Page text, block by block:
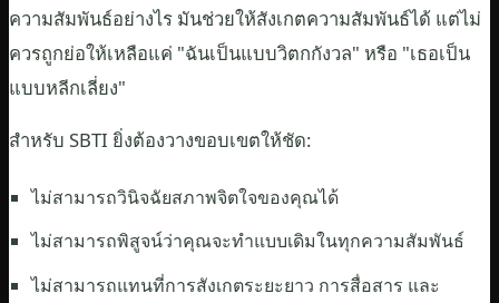
ความสัมพันธ์อย่างไร มันช่วยให้สังเกตความสัมพันธ์ได้ แต่ไม่
ควรถูกย่อให้เหลือแค่ "ฉันเป็นแบบวิตกกังวล" หรือ "เธอเป็น
แบบหลีกเลี่ยง"
สำหรับ SBTI ยิ่งต้องวางขอบเขตให้ชัด:
ไม่สามารถวินิจฉัยสภาพจิตใจของคุณได้
ไม่สามารถพิสูจน์ว่าคุณจะทำแบบเดิมในทุกความสัมพันธ์
ไม่สามารถแทนที่การสังเกตระยะยาว การสื่อสาร และ